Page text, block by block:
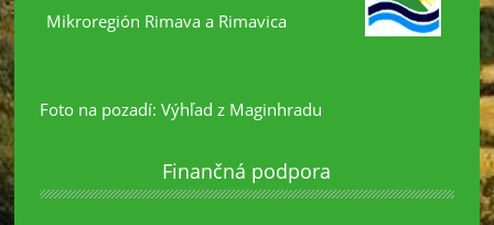
Mikroregión Rimava a Rimavica
Foto na pozadí: Výhľad z Maginhradu
Finančná podpora